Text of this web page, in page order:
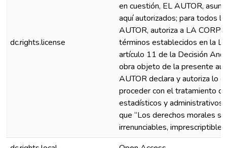
dc.rights.license
en cuestión, EL AUTOR,
aquí autorizados; para todos
AUTOR, autoriza a LA
términos establecidos en la
artículo 11 de la Decisión
obra objeto de la presente
AUTOR declara y autoriza lo
proceder con el tratamiento
estadísticos y administrativos
que “Los derechos morales
irrenunciables,